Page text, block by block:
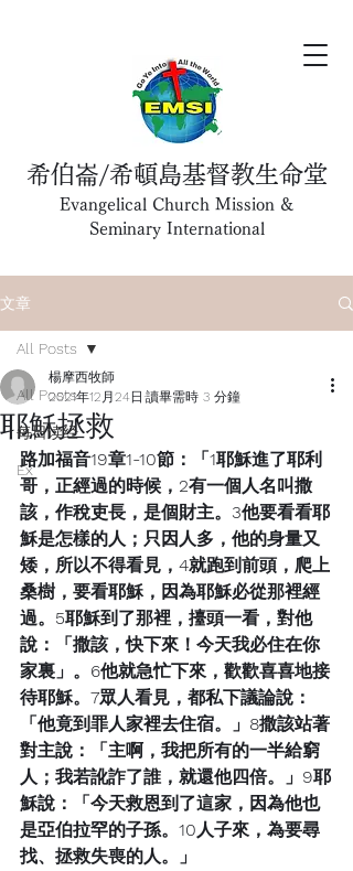
希伯崙/希頓島基督教生命堂
Evangelical Church Mission &
Seminary International
文章
All Posts
每日读经
Ex
All Posts
耶穌拯救
楊摩西牧師
2021年12月24日 讀畢需時 3 分鐘
路加福音19章1-10節：「1耶穌進了耶利
哥，正經過的時候，2有一個人名叫撒
該，作稅吏長，是個財主。3他要看看耶
穌是怎樣的人；只因人多，他的身量又
矮，所以不得看見，4就跑到前頭，爬上
桑樹，要看耶穌，因為耶穌必從那裡經
過。5耶穌到了那裡，擡頭一看，對他
說：「撒該，快下來！今天我必住在你
家裏」。6他就急忙下來，歡歡喜喜地接
待耶穌。7眾人看見，都私下議論說：
「他竟到罪人家裡去住宿。」8撒該站著
對主說：「主啊，我把所有的一半給窮
人；我若訛詐了誰，就還他四倍。」9耶
穌說：「今天救恩到了這家，因為他也
是亞伯拉罕的子孫。10人子來，為要尋
找、拯救失喪的人。」